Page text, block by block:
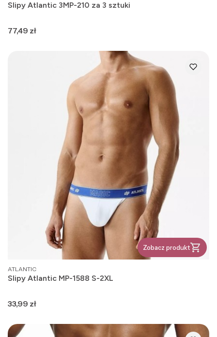
Slipy Atlantic 3MP-210 za 3 sztuki
Cena
77,49 zł
Zobacz produkt
PRODUCENT
ATLANTIC
Slipy Atlantic MP-1588 S-2XL
Cena
33,99 zł